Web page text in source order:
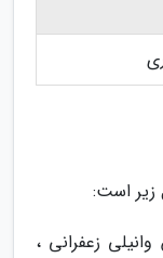
زیر است:
زعفرانی ،